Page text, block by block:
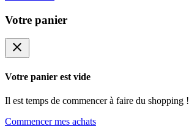
Votre panier
close
Votre panier est vide
Il est temps de commencer à faire du shopping !
Commencer mes achats